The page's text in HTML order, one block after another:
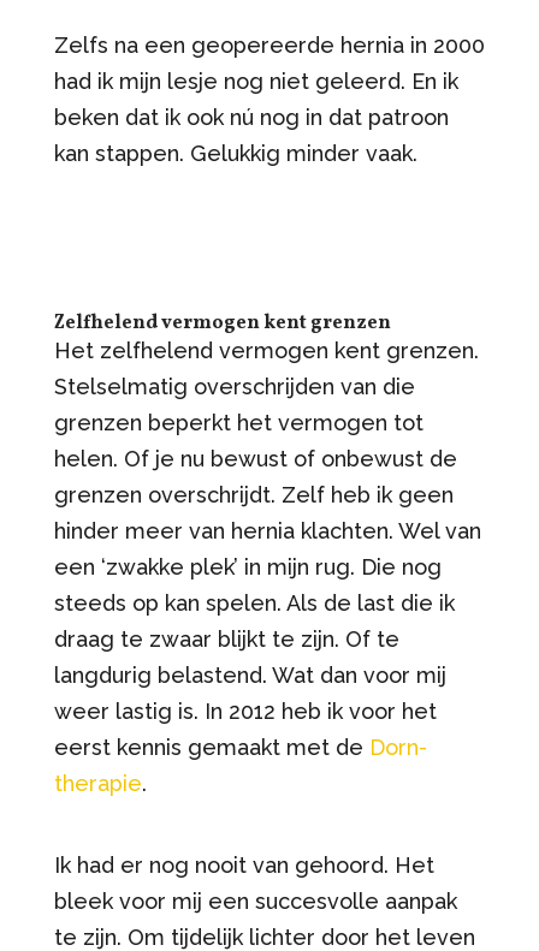
Zelfs na een geopereerde hernia in 2000
had ik mijn lesje nog niet geleerd. En ik
beken dat ik ook nú nog in dat patroon
kan stappen. Gelukkig minder vaak.
Zelfhelend vermogen kent grenzen
Het zelfhelend vermogen kent grenzen.
Stelselmatig overschrijden van die
grenzen beperkt het vermogen tot
helen. Of je nu bewust of onbewust de
grenzen overschrijdt. Zelf heb ik geen
hinder meer van hernia klachten. Wel van
een ‘zwakke plek’ in mijn rug. Die nog
steeds op kan spelen. Als de last die ik
draag te zwaar blijkt te zijn. Of te
langdurig belastend. Wat dan voor mij
weer lastig is. In 2012 heb ik voor het
eerst kennis gemaakt met de Dorn-
therapie.
Ik had er nog nooit van gehoord. Het
bleek voor mij een succesvolle aanpak
te zijn. Om tijdelijk lichter door het leven